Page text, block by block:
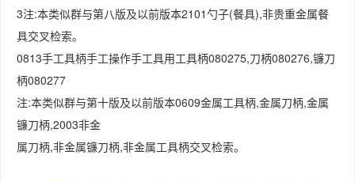
3注:本类似群与第八版及以前版本2101勺子(餐具),非贵重金属餐
具交叉检索。
0813手工具柄手工操作手工具用工具柄080275,刀柄080276,镰刀
柄080277
注:本类似群与第十版及以前版本0609金属工具柄,金属刀柄,金属
镰刀柄,2003非金
属刀柄,非金属镰刀柄,非金属工具柄交叉检索。